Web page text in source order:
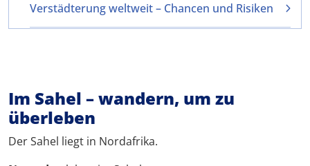
Verstädterung weltweit – Chancen und Risiken
Im Sahel – wandern, um zu
überleben
Der Sahel liegt in Nordafrika.